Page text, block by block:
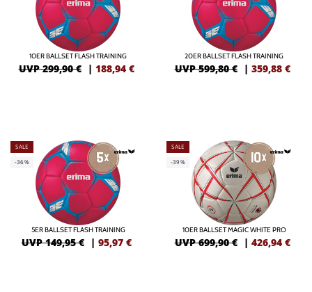
10ER BALLSET FLASH TRAINING
UVP 299,90 € | 188,94 €
20ER BALLSET FLASH TRAINING
UVP 599,80 € | 359,88 €
SALE
-36%
5ER BALLSET FLASH TRAINING
UVP 149,95 € | 95,97 €
SALE
-39%
10ER BALLSET MAGIC WHITE PRO
UVP 699,90 € | 426,94 €